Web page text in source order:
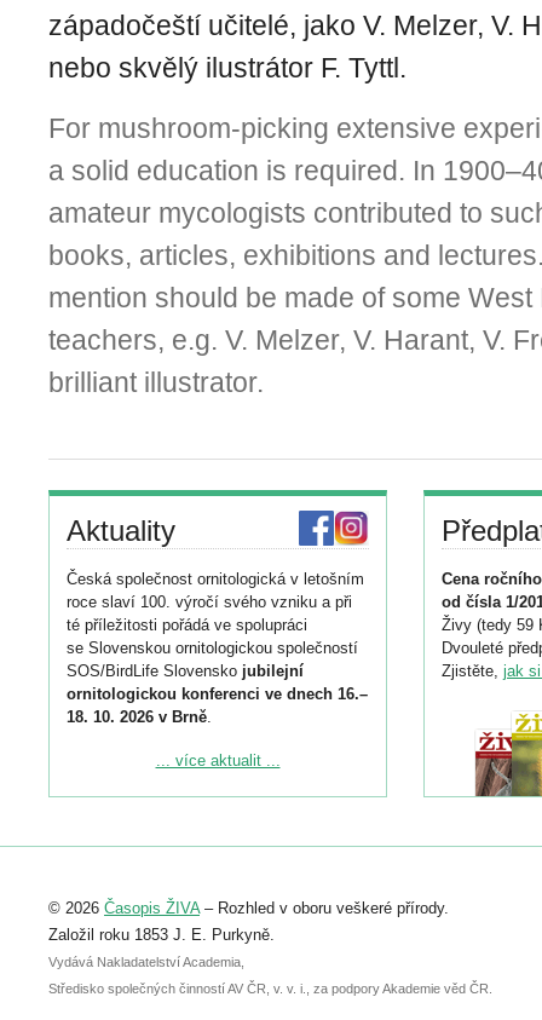
západočeští učitelé, jako V. Melzer, V.
nebo skvělý ilustrátor F. Tyttl.
For mushroom-picking extensive
a solid education is required. In
amateur mycologists contributed to
books, articles, exhibitions and
mention should be made of some West
teachers, e.g. V. Melzer, V. Harant, V.
brilliant illustrator.
Aktuality
Česká společnost ornitologická v letošním
roce slaví 100. výročí svého vzniku a při
té příležitosti pořádá ve spolupráci
se Slovenskou ornitologickou společností
SOS/BirdLife Slovensko jubilejní
ornitologickou konferenci ve dnech 16.–
18. 10. 2026 v Brně.
Podrobnější informace ke konferenci
Registrovat se můžete do 6. září.
abstraktu přihlášené přednášky nebo
posteru je už 30. června.
... více aktualit ...
Cena
od čísla 1/
Živy (tedy 59
Dvouleté
Zjistěte, jak
© 2026 Časopis ŽIVA– Rozhled v oboru veškeré přírody.
Založil roku 1853 J. E. Purkyně.
Vydává Nakladatelství Academia,
Středisko společných činností AV ČR, v. v. i., za podpory Akademie věd ČR.